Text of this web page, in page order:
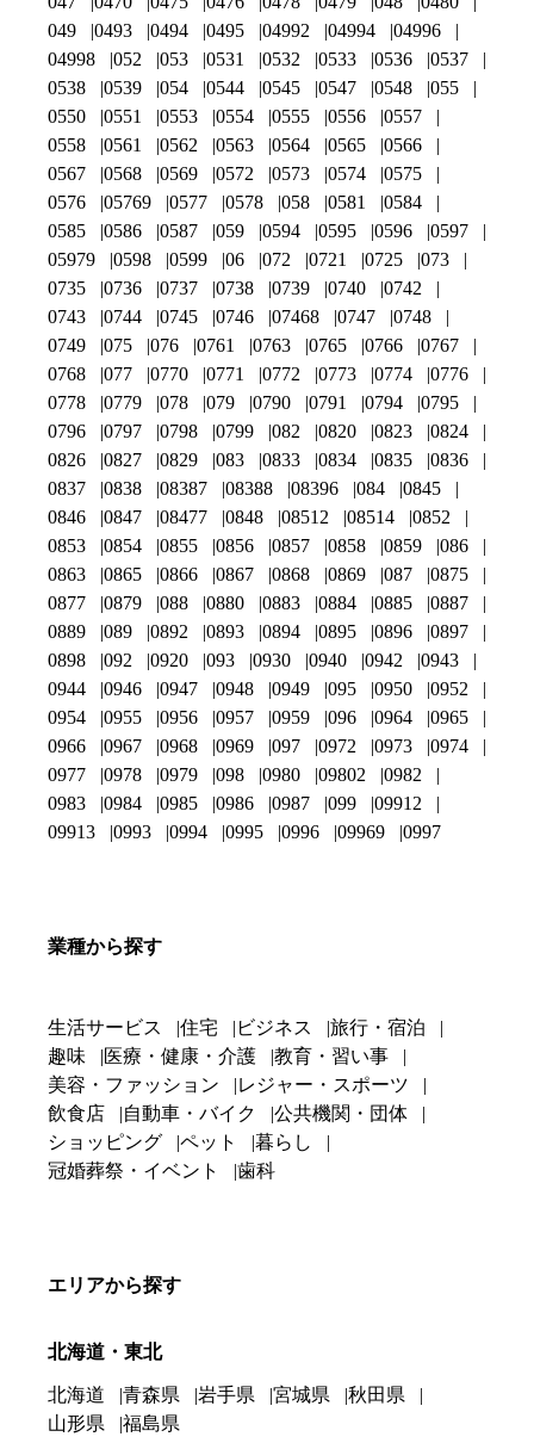
049
0493 0494 0495 04992 04994
04996
04998
052 053 0531 0532 0533 0536
0537
0538
0539 054 0544 0545 0547 0548
055
0550
0551 0553 0554 0555 0556
0557
0558
0561 0562 0563 0564 0565
0566
0567
0568 0569 0572 0573 0574
0575
0576
05769 0577 0578 058 0581
0584
0585
0586 0587 059 0594 0595 0596
0597
05979
0598 0599 06 072 0721 0725
073
0735
0736 0737 0738 0739 0740
0742
0743
0744 0745 0746 07468 0747
0748
0749
075 076 0761 0763 0765 0766
0767
0768
077 0770 0771 0772 0773 0774
0776
0778
0779 078 079 0790 0791 0794
0795
0796
0797 0798 0799 082 0820 0823
0824
0826
0827 0829 083 0833 0834 0835
0836
0837
0838 08387 08388 08396 084
0845
0846
0847 08477 0848 08512 08514
0852
0853
0854 0855 0856 0857 0858 0859
086
0863
0865 0866 0867 0868 0869 087
0875
0877
0879 088 0880 0883 0884 0885
0887
0889
089 0892 0893 0894 0895 0896
0897
0898
092 0920 093 0930 0940 0942
0943
0944
0946 0947 0948 0949 095 0950
0952
0954
0955 0956 0957 0959 096 0964
0965
0966
0967 0968 0969 097 0972 0973
0974
0977
0978 0979 098 0980 09802
0982
0983
0984 0985 0986 0987 099
09912
09913
0993 0994 0995 0996 09969 0997
業種から探す
生活サービス 住宅 ビジネス
旅行・宿泊
趣味
医療・健康・介護
教育・習い事
美容・ファッション
レジャー・スポーツ
飲食店
自動車・バイク
公共機関・団体
ショッピング
ペット
暮らし
冠婚葬祭・イベント
歯科
エリアから探す
北海道・東北
北海道 青森県 岩手県 宮城県
秋田県
山形県
福島県